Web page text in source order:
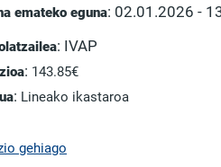
emateko eguna: 02.01.2026 -
: IVAP
: 143.85€
: Lineako ikastaroa
gehiago